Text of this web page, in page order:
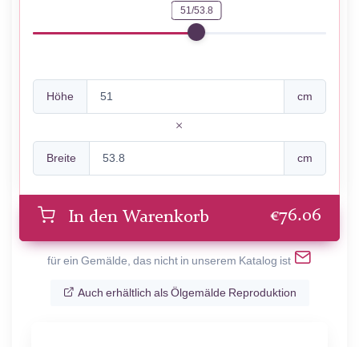
51/53.8
Höhe cm
Breite cm
In den Warenkorb €76.06
für ein Gemälde, das nicht in unserem Katalog ist
Auch erhältlich als Ölgemälde Reproduktion